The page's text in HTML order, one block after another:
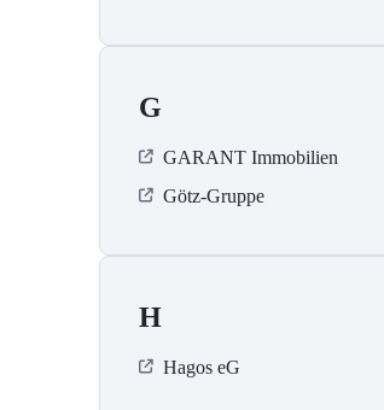
G
GARANT Immobilien
Götz-Gruppe
H
Hagos eG